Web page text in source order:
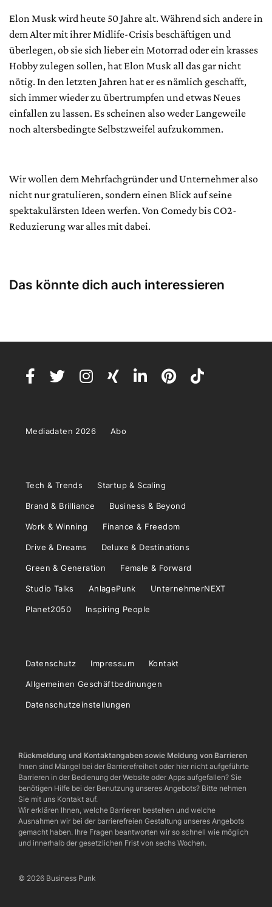
Elon Musk wird heute 50 Jahre alt. Während sich andere in
dem Alter mit ihrer Midlife-Crisis beschäftigen und
überlegen, ob sie sich lieber ein Motorrad oder ein krasses
Hobby zulegen sollen, hat Elon Musk all das gar nicht
nötig. In den letzten Jahren hat er es nämlich geschafft,
sich immer wieder zu übertrumpfen und etwas Neues
einfallen zu lassen. Es scheinen also weder Langeweile
noch altersbedingte Selbstzweifel aufzukommen.
Wir wollen dem Mehrfachgründer und Unternehmer also
nicht nur gratulieren, sondern einen Blick auf seine
spektakulärsten Ideen werfen. Von Comedy bis CO2-
Reduzierung war alles mit dabei.
Das könnte dich auch interessieren
Mediadaten 2026 Abo
Tech & Trends Startup & Scaling
Brand & Brilliance Business & Beyond
Work & Winning Finance & Freedom
Drive & Dreams Deluxe & Destinations
Green & Generation Female & Forward
Studio Talks AnlagePunk UnternehmerNEXT
Planet2050 Inspiring People
Datenschutz Impressum Kontakt
Allgemeinen Geschäftbedinungen
Datenschutzeinstellungen
Rückmeldung und Kontaktangaben sowie Meldung von Barrieren
Ihnen sind Mängel bei der Barrierefreiheit oder hier nicht aufgeführte
Barrieren in der Bedienung der Website oder Apps aufgefallen? Sie
benötigen Hilfe bei der Benutzung unseres Angebots? Bitte nehmen
Sie mit uns Kontakt auf.
Wir erklären Ihnen, welche Barrieren bestehen und welche
Ausnahmen wir bei der barrierefreien Gestaltung unseres Angebots
gemacht haben. Ihre Fragen beantworten wir so schnell wie möglich
und innerhalb der gesetzlichen Frist von sechs Wochen.
© 2026 Business Punk